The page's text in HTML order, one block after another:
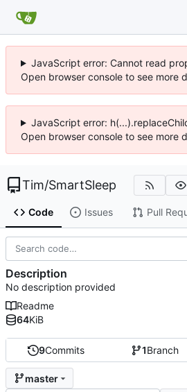
JavaScript error: Cannot read
Open browser console to see more
JavaScript error:
Open browser console to see more
Tim/SmartSleep
Code Issues Pull
9Commits 1Branch
master
Description
No description provided
Readme
64KiB